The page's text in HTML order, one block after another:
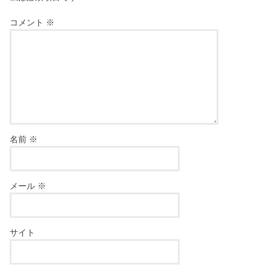
コメント ※
名前 ※
メール ※
サイト